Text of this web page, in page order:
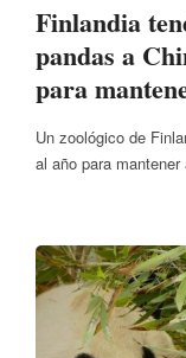
Finlandia
pandas a
para
Un zoológico de
al año para